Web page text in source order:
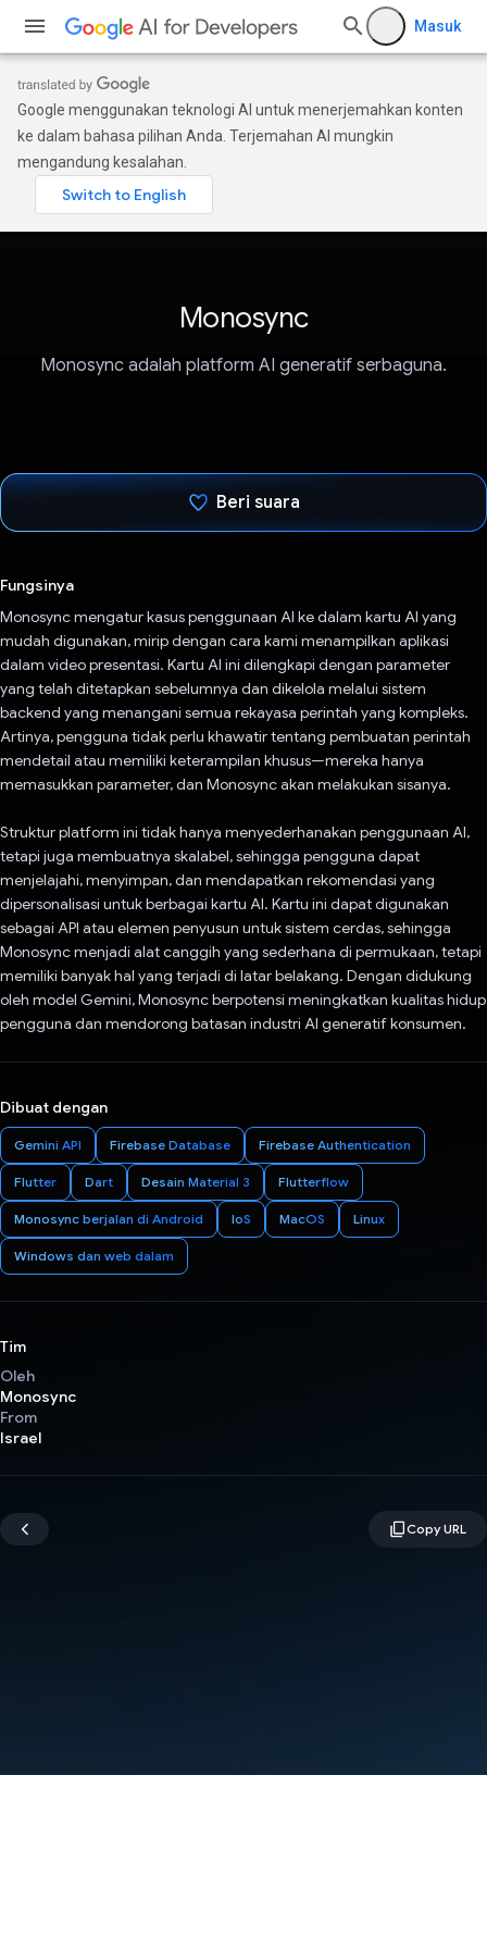
Masuk
Google menggunakan teknologi AI untuk menerjemahkan konten
ke dalam bahasa pilihan Anda. Terjemahan AI mungkin
mengandung kesalahan.
Monosync
Monosync adalah platform AI generatif serbaguna.
Beri suara
Fungsinya
Monosync mengatur kasus penggunaan AI ke dalam kartu AI yang
mudah digunakan, mirip dengan cara kami menampilkan aplikasi
dalam video presentasi. Kartu AI ini dilengkapi dengan parameter
yang telah ditetapkan sebelumnya dan dikelola melalui sistem
backend yang menangani semua rekayasa perintah yang kompleks.
Artinya, pengguna tidak perlu khawatir tentang pembuatan perintah
mendetail atau memiliki keterampilan khusus—mereka hanya
memasukkan parameter, dan Monosync akan melakukan sisanya.
Struktur platform ini tidak hanya menyederhanakan penggunaan AI,
tetapi juga membuatnya skalabel, sehingga pengguna dapat
menjelajahi, menyimpan, dan mendapatkan rekomendasi yang
dipersonalisasi untuk berbagai kartu AI. Kartu ini dapat digunakan
sebagai API atau elemen penyusun untuk sistem cerdas, sehingga
Monosync menjadi alat canggih yang sederhana di permukaan, tetapi
memiliki banyak hal yang terjadi di latar belakang. Dengan didukung
oleh model Gemini, Monosync berpotensi meningkatkan kualitas hidup
pengguna dan mendorong batasan industri AI generatif konsumen.
Dibuat dengan
Gemini API Firebase Database Firebase Authentication
Flutter Dart Desain Material 3 Flutterflow
Monosync berjalan di Android IoS MacOS Linux
Windows dan web dalam
Tim
Oleh
Monosync
From
Israel